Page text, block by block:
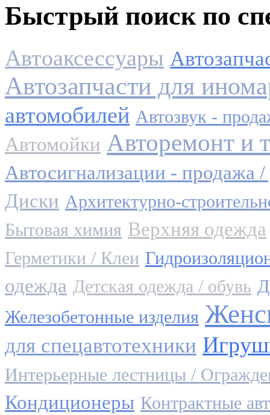
Быстрый поиск по
Автоаксессуары
Автозапчасти для
автомобилей Автозвук -
Автомойки Авторемонт и
Автосигнализации - продажа /
Диски Архитектурно-
Бытовая химия Верхняя одежда
Герметики / Клеи
одежда Детская одежда / обувь
Железобетонные изделия
для спецавтотехники
Интерьерные лестницы /
Кондиционеры Контрактные